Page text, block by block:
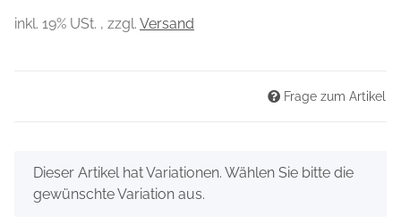
inkl. 19% USt. , zzgl. Versand
Frage zum Artikel
x
Dieser Artikel hat Variationen. Wählen Sie bitte die
gewünschte Variation aus.